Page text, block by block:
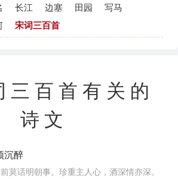
长江 边塞 田园
写马
宋词三百首
三百首有关的
诗文
沉醉
莫话明朝事。珍重主人心，酒深情亦深。